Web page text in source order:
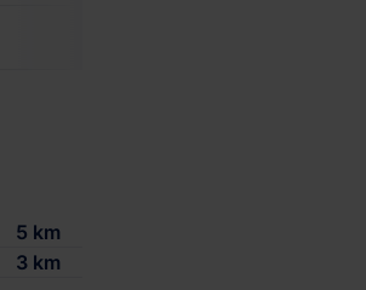
5 km
3 km